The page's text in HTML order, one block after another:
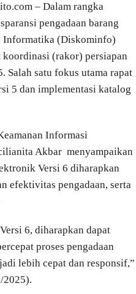
– Dalam rangka
pengadaan barang
Informatika (Diskominfo)
(rakor) persiapan
Salah satu fokus utama rapat
5 dan implementasi katalog
Informasi
Akbar menyampaikan
Versi 6 diharapkan
efektivitas pengadaan, serta
6, diharapkan dapat
proses pengadaan
lebih cepat dan responsif,”
2025).